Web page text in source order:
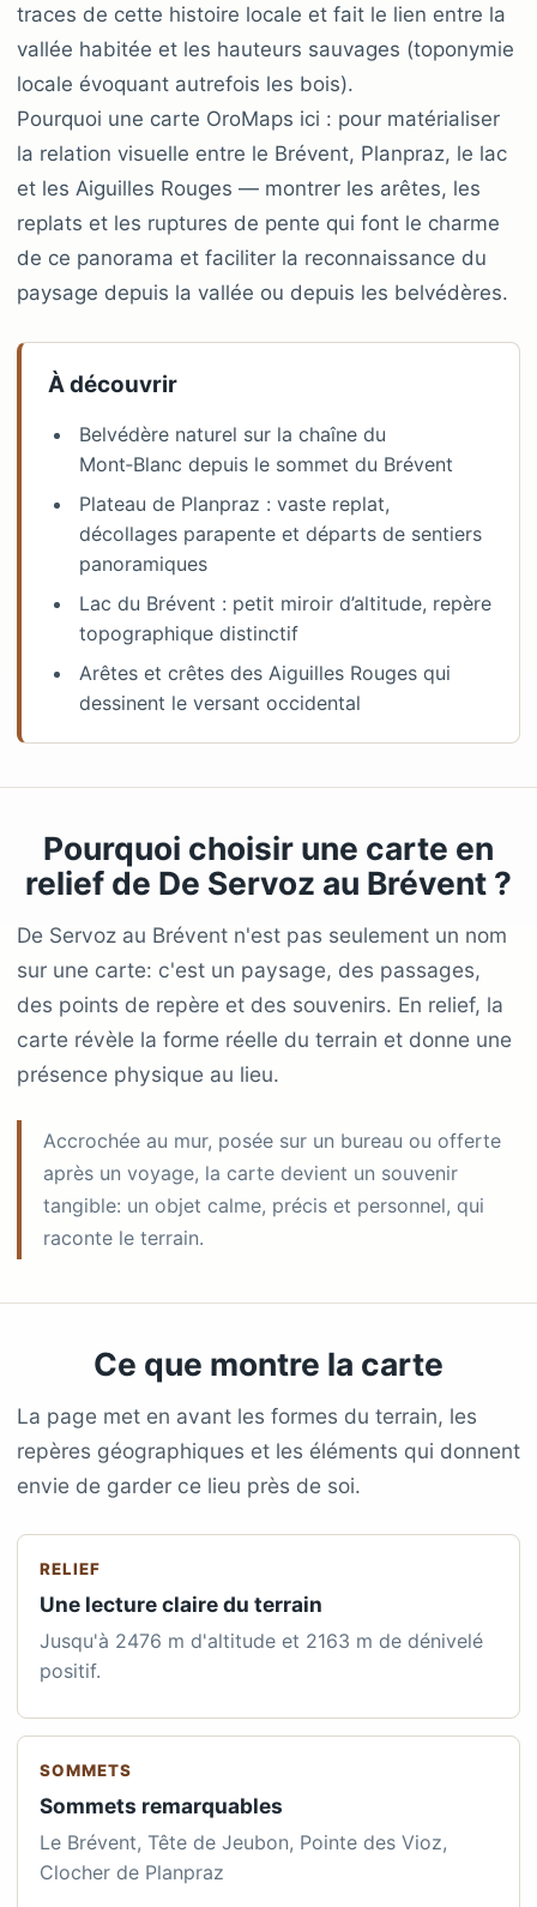
traces de cette histoire locale et fait le lien entre la
vallée habitée et les hauteurs sauvages (toponymie
locale évoquant autrefois les bois).
Pourquoi une carte OroMaps ici : pour matérialiser
la relation visuelle entre le Brévent, Planpraz, le lac
et les Aiguilles Rouges — montrer les arêtes, les
replats et les ruptures de pente qui font le charme
de ce panorama et faciliter la reconnaissance du
paysage depuis la vallée ou depuis les belvédères.
À découvrir
Belvédère naturel sur la chaîne du
Mont‑Blanc depuis le sommet du Brévent
Plateau de Planpraz : vaste replat,
décollages parapente et départs de sentiers
panoramiques
Lac du Brévent : petit miroir d’altitude, repère
topographique distinctif
Arêtes et crêtes des Aiguilles Rouges qui
dessinent le versant occidental
Pourquoi choisir une carte en
relief de De Servoz au Brévent ?
De Servoz au Brévent n'est pas seulement un nom
sur une carte: c'est un paysage, des passages,
des points de repère et des souvenirs. En relief, la
carte révèle la forme réelle du terrain et donne une
présence physique au lieu.
Accrochée au mur, posée sur un bureau ou offerte
après un voyage, la carte devient un souvenir
tangible: un objet calme, précis et personnel, qui
raconte le terrain.
Ce que montre la carte
La page met en avant les formes du terrain, les
repères géographiques et les éléments qui donnent
envie de garder ce lieu près de soi.
RELIEF
Une lecture claire du terrain
Jusqu'à 2476 m d'altitude et 2163 m de dénivelé
positif.
SOMMETS
Sommets remarquables
Le Brévent, Tête de Jeubon, Pointe des Vioz,
Clocher de Planpraz